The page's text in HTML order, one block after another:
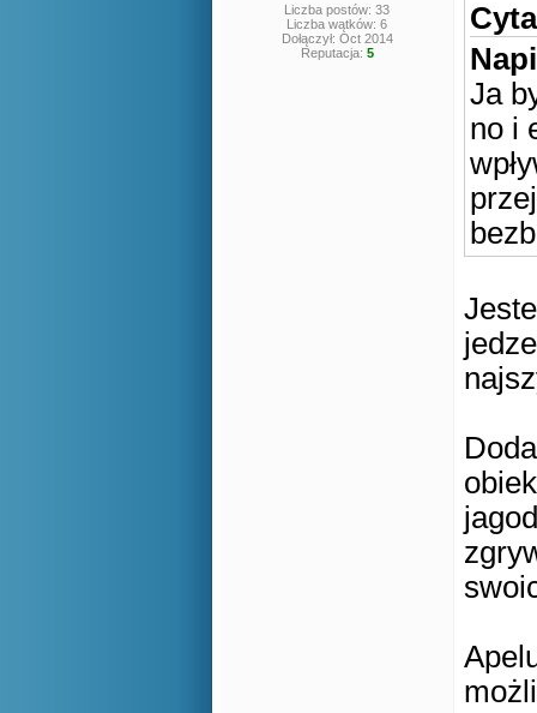
Liczba postów: 33
Liczba wątków: 6
Dołączył: Oct 2014
Reputacja: 5
Ja
no i